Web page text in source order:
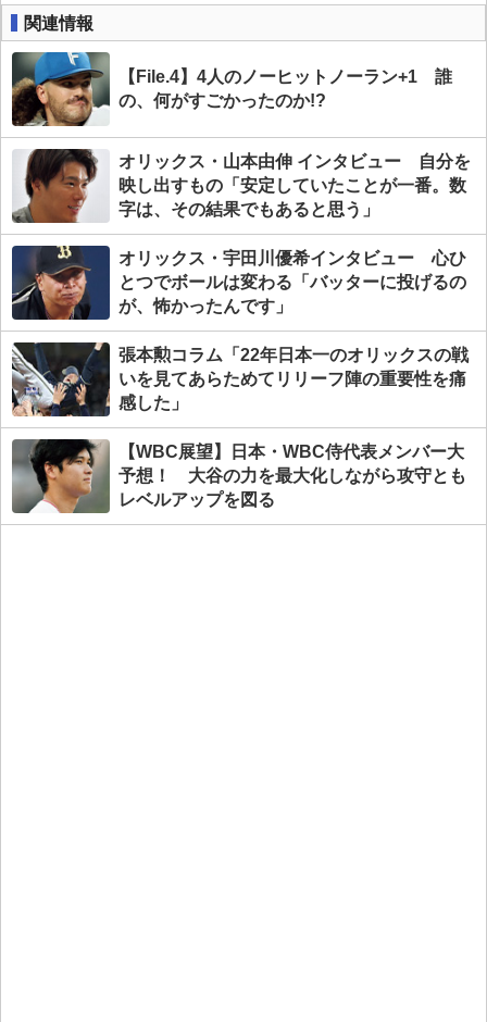
関連情報
【File.4】4人のノーヒットノーラン+1 誰
の、何がすごかったのか!?
オリックス・山本由伸 インタビュー 自分を
映し出すもの「安定していたことが一番。数
字は、その結果でもあると思う」
オリックス・宇田川優希インタビュー 心ひ
とつでボールは変わる「バッターに投げるの
が、怖かったんです」
張本勲コラム「22年日本一のオリックスの戦
いを見てあらためてリリーフ陣の重要性を痛
感した」
【WBC展望】日本・WBC侍代表メンバー大
予想！ 大谷の力を最大化しながら攻守とも
レベルアップを図る